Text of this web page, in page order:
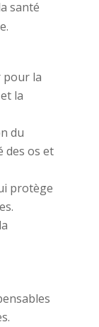
santé
pour la
la
du
des os et
protège